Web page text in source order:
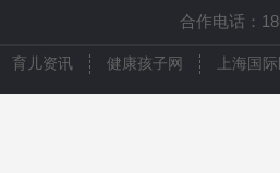
合作电话：
育儿资讯 健康孩子网 上海国